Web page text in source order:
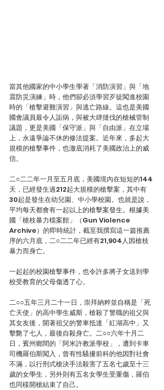
當其他國家的中小學生學著「消防演習」與「地
震防災演練」時，他們卻必須學習歹徒闖進校園
時的「槍擊避難演習」與逃亡路線。這也是美國
國會議員最令人詬病，與被大肆撻伐的槍械管制
議題，更是美國「保守派」與「自由派」在立場
上，永遠爭論不休的修法提案。近年來，多起大
規模的槍擊事件，也澈底消耗了美國政治上的威
信。
二○二二年一月至五月底，美國境內在短短的144
天，已經發生過212起大規模的槍擊案，其中有
30起是發生在幼兒園、中小學校園。也就是說，
平均每天都會有一起以上的槍擊案發生。根據美
國「槍枝暴力檔案館」（Gun Violence
Archive）的即時統計，截至我撰寫這一篇推薦
序的六月底，二○二二年已經有21,904人因槍枝
暴力而身亡。
一起起的校園槍擊事件，也令許多將子女送到學
校受教育的父母傷透了心。
二○○五年三月二十一日，崇拜納粹並自稱是「死
亡天使」的高中學生威斯，槍殺了警職的祖父與
其女友後，開著祖父的警車抵達「紅湖高中」又
擊斃了七人，最後自殺身亡。二○○六年十月二
日，賓州鄉間的「阿米許教派學校」，遭到卡車
司機羅伯斯闖入，曾有性騷擾前科的他因對社會
不滿，以行刑式槍決手法殺害了五名七歲至十三
歲的女學生，另外則有五名女學生受重傷，羅伯
也同樣開槍結束了自己。